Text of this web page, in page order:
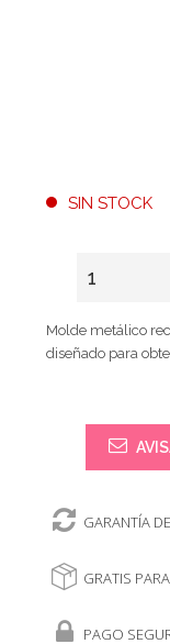
SIN STOCK
Molde metálico
diseñado para
GARANTÍA
GRATIS
PAGO